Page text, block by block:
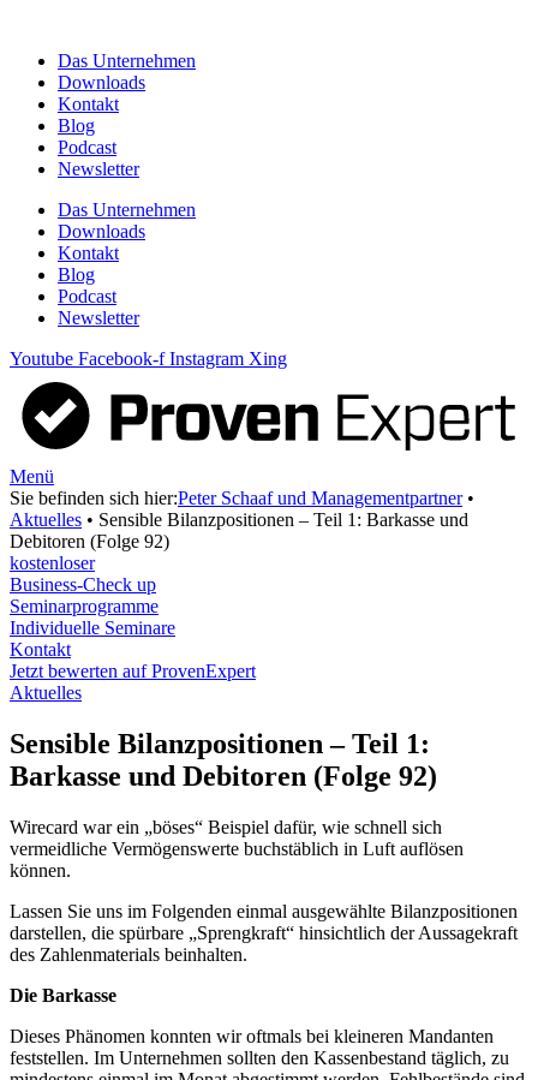
springenDas Unternehmen
Downloads
Kontakt
Blog
Podcast
Newsletter
Das Unternehmen
Downloads
Kontakt
Blog
Podcast
Newsletter
Youtube Facebook-f Instagram Xing
Menü
Sie befinden sich hier:Peter Schaaf und Managementpartner•
Aktuelles • Sensible Bilanzpositionen – Teil 1: Barkasse und
Debitoren (Folge 92)
kostenloser
Business-Check up
Seminarprogramme
Individuelle Seminare
Kontakt
Jetzt bewerten auf ProvenExpert
Aktuelles
Sensible Bilanzpositionen – Teil 1:
Barkasse und Debitoren (Folge 92)
Wirecard war ein „böses“ Beispiel dafür, wie schnell sich
vermeidliche Vermögenswerte buchstäblich in Luft auflösen
können.
Lassen Sie uns im Folgenden einmal ausgewählte Bilanzpositionen
darstellen, die spürbare „Sprengkraft“ hinsichtlich der Aussagekraft
des Zahlenmaterials beinhalten.
Die Barkasse
Dieses Phänomen konnten wir oftmals bei kleineren Mandanten
feststellen. Im Unternehmen sollten den Kassenbestand täglich, zu